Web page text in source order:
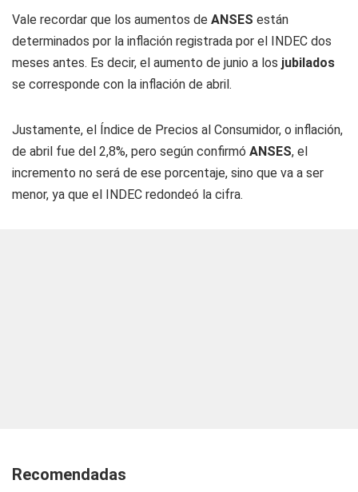
Vale recordar que los aumentos de ANSES están
determinados por la inflación registrada por el INDEC dos
meses antes. Es decir, el aumento de junio a los jubilados
se corresponde con la inflación de abril.
Justamente, el Índice de Precios al Consumidor, o inflación,
de abril fue del 2,8%, pero según confirmó ANSES, el
incremento no será de ese porcentaje, sino que va a ser
menor, ya que el INDEC redondeó la cifra.
Recomendadas